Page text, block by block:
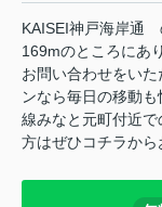
KAISEI神戸海岸通
169mのところにあ
お問い合わせをい
ンなら毎日の移動
線みなと元町付近
方はぜひコチラか